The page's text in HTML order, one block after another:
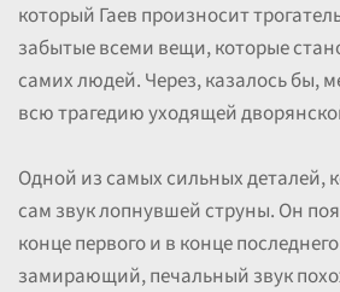
который Гаев произносит
забытые всеми вещи, которые
самих людей. Через, казалось бы,
всю трагедию уходящей
Одной из самых сильных деталей,
сам звук лопнувшей струны. Он
конце первого и в конце
замирающий, печальный звук